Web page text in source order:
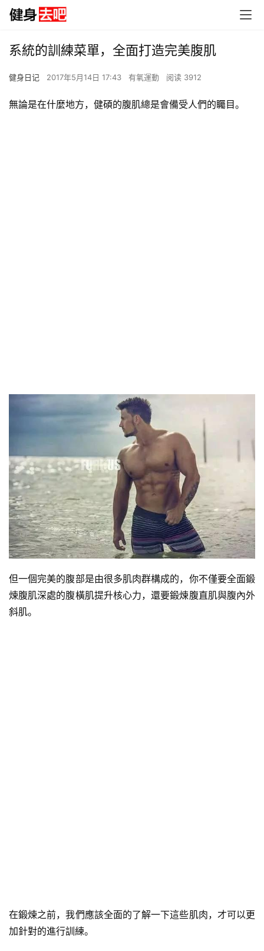
系統的訓練菜單，全面打造完美腹肌
健身日记 2017年5月14日 17:43 有氧運動 阅读 3912
無論是在什麼地方，健碩的腹肌總是會備受人們的矚目。
但一個完美的腹部是由很多肌肉群構成的，你不僅要全面鍛
煉腹肌深處的腹橫肌提升核心力，還要鍛煉腹直肌與腹內外
斜肌。
在鍛煉之前，我們應該全面的了解一下這些肌肉，才可以更
加針對的進行訓練。